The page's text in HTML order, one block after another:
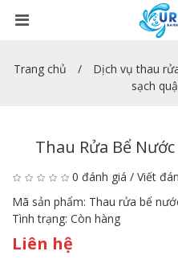
Trang chủ Dịch vụ thau
sạch
Thau Rửa Bể
0 đánh giá / Viết
Mã sản phẩm: Thau rửa bể
Tình trạng: Còn hàng
Liên hệ